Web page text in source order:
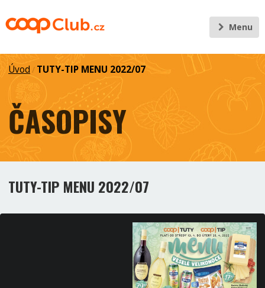
Menu
Úvod / TUTY-TIP MENU 2022/07
ČASOPISY
TUTY-TIP MENU 2022/07